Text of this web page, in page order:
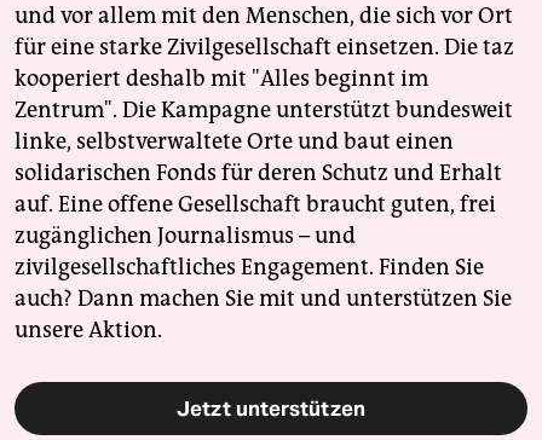
und vor allem mit den Menschen, die sich vor Ort
für eine starke Zivilgesellschaft einsetzen. Die taz
kooperiert deshalb mit "Alles beginnt im
Zentrum". Die Kampagne unterstützt bundesweit
linke, selbstverwaltete Orte und baut einen
solidarischen Fonds für deren Schutz und Erhalt
auf. Eine offene Gesellschaft braucht guten, frei
zugänglichen Journalismus – und
zivilgesellschaftliches Engagement. Finden Sie
auch? Dann machen Sie mit und unterstützen Sie
unsere Aktion.
Jetzt unterstützen